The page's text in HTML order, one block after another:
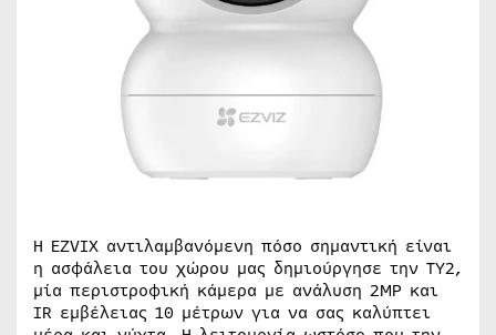
Η EZVIX αντιλαμβανόμενη πόσο σημαντική είναι
η ασφάλεια του χώρου μας δημιούργησε την TY2,
μία περιστροφική κάμερα με ανάλυση 2MP και
IR εμβέλειας 10 μέτρων για να σας καλύπτει